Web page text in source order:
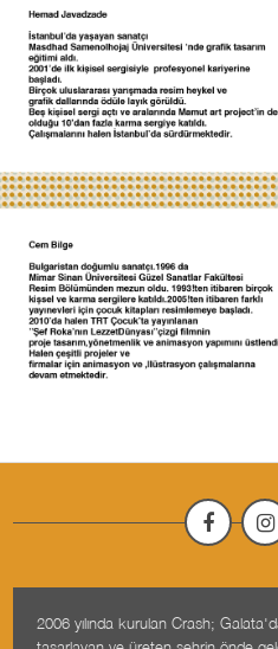
2006 yılında kurulan Crash;